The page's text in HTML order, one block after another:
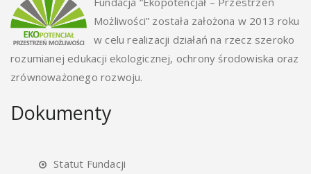
Możliwości” została założona w 2013 roku
w celu realizacji działań na rzecz szeroko
rozumianej edukacji ekologicznej, ochrony środowiska oraz
zrównoważonego rozwoju.
Dokumenty
Statut Fundacji